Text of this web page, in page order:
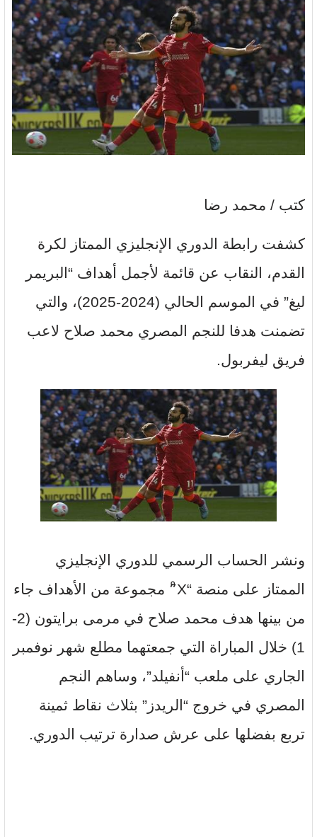
كتب / محمد رضا
كشفت رابطة الدوري الإنجليزي الممتاز لكرة
القدم، النقاب عن قائمة لأجمل أهداف “البريمر
ليغ” في الموسم الحالي (2024-2025)، والتي
تضمنت هدفا للنجم المصري محمد صلاح لاعب
فريق ليفربول.
ونشر الحساب الرسمي للدوري الإنجليزي
الممتاز على منصة “X”ْ مجموعة من الأهداف جاء
من بينها هدف محمد صلاح في مرمى برايتون (2-
1) خلال المباراة التي جمعتهما مطلع شهر نوفمبر
الجاري على ملعب “أنفيلد”، وساهم النجم
المصري في خروج “الريدز” بثلاث نقاط ثمينة
تربع بفضلها على عرش صدارة ترتيب الدوري.